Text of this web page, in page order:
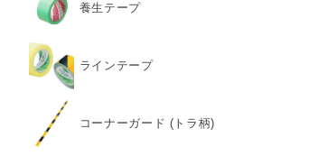
養生テープ
ラインテープ
コーナーガード (トラ柄)